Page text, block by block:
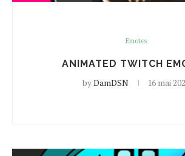
Emotes
ANIMATED TWITCH
byDamDSN 16 mai